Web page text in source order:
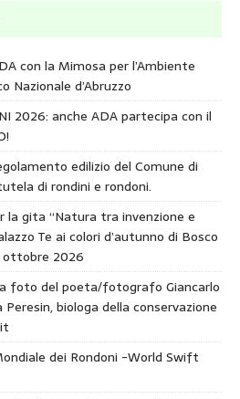
con la Mimosa per l’Ambiente
Nazionale d’Abruzzo
2026: anche ADA partecipa con il
edilizio del Comune di
di rondini e rondoni.
la gita “Natura tra invenzione e
Te ai colori d’autunno di Bosco
ottobre 2026
foto del poeta/fotografo Giancarlo
biologa della conservazione
dei Rondoni -World Swift